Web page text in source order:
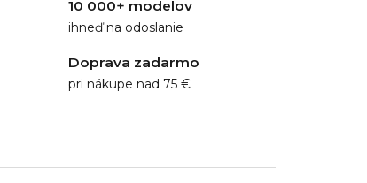
10 000+ modelov
ihneď na odoslanie
Doprava zadarmo
pri nákupe nad 75 €